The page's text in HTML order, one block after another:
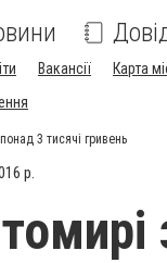
Вакансії Карта
3 тисячі гривень
р.